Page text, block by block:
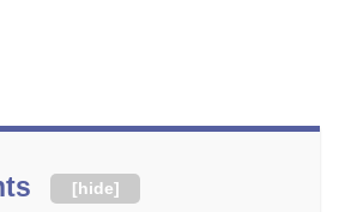
[hide]